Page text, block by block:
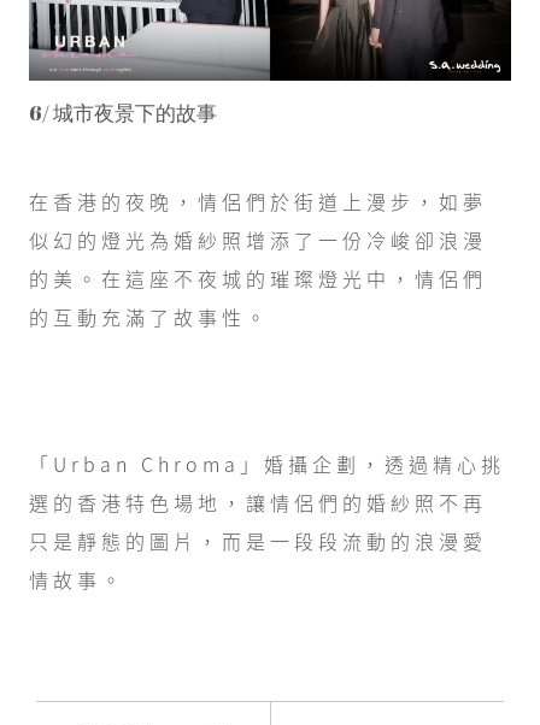
6/ 城市夜景下的故事
在香港的夜晚，情侶們於街道上漫步，如夢
似幻的燈光為婚紗照增添了一份冷峻卻浪漫
的美。在這座不夜城的璀璨燈光中，情侶們
的互動充滿了故事性。
「Urban Chroma」婚攝企劃，透過精心挑
選的香港特色場地，讓情侶們的婚紗照不再
只是靜態的圖片，而是一段段流動的浪漫愛
情故事。